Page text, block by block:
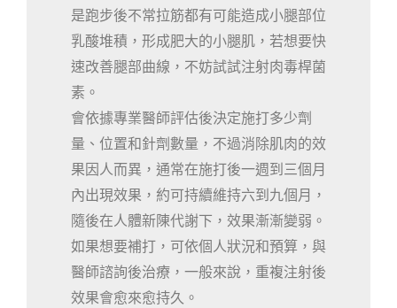
是跑步後不常拉筋都有可能造成小腿部位
乳酸堆積，形成肥大的小腿肌，若想要快
速改善腿部曲線，不妨試試注射肉毒桿菌
素。
會依據專業醫師評估後決定施打多少劑
量、位置和針劑數量，不過消除肌肉的效
果因人而異，通常在施打後一週到三個月
內出現效果，約可持續維持六到九個月，
隨後在人體新陳代謝下，效果漸漸變弱。
如果想要補打，可依個人狀況和預算，與
醫師諮詢後治療，一般來說，重複注射後
效果會愈來愈持久。